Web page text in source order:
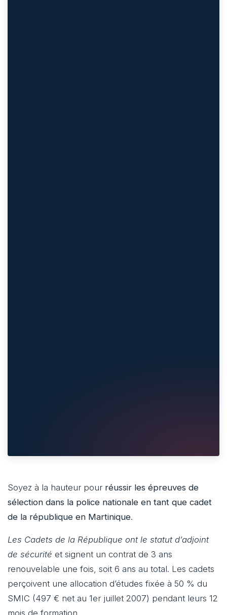
Soyez à la hauteur pour réussir les épreuves de
sélection dans la police nationale en tant que cadet
de la république en Martinique.
Les Cadets de la République ont le statut d’adjoint
de sécurité et signent un contrat de 3 ans
renouvelable une fois, soit 6 ans au total. Les cadets
perçoivent une allocation d’études fixée à 50 % du
SMIC (497 € net au 1er juillet 2007) pendant leurs 12
mois de formation.